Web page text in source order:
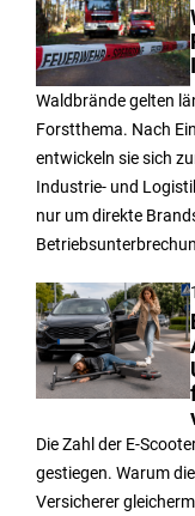
Waldbrände gelten
Forstthema. Nach
entwickeln sie sich
Industrie- und
nur um direkte
Die Zahl der E-
gestiegen. Warum
Versicherer